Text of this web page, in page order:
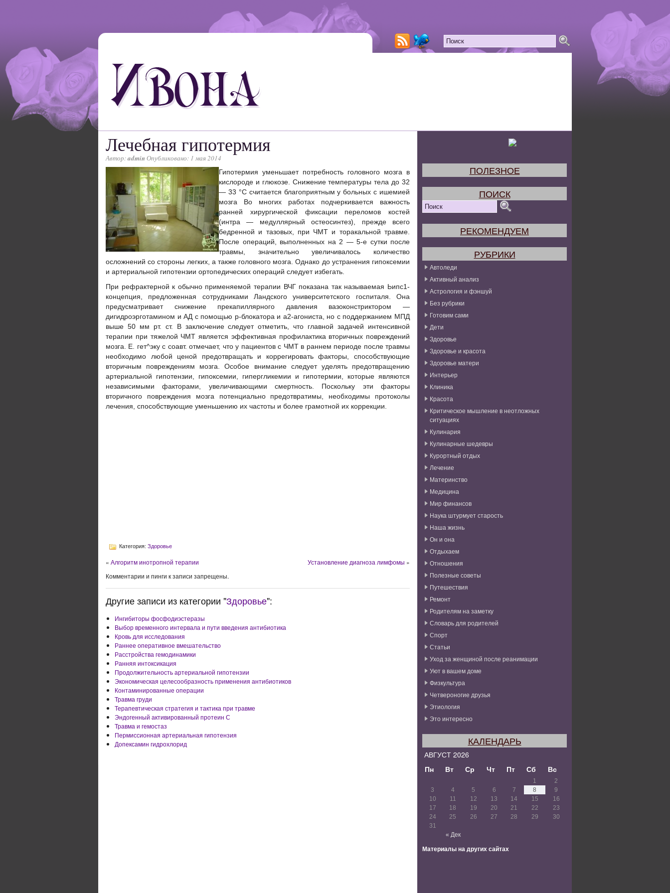
Лечебная гипотермия
Автор:admin Опубликовано: 1 мая 2014
Гипотермия уменьшает потребность головного мозга в
кислороде и глюкозе. Снижение температуры тела до 32
— 33 °С считается благоприятным у больных с ишемией
мозга Во многих работах подчеркивается важность
ранней хирургической фиксации переломов костей
(интра — медуллярный остеосинтез), прежде всего
бедренной и тазовых, при ЧМТ и торакальной травме.
После операций, выполненных на 2 — 5-е сутки после
травмы, значительно увеличивалось количество
осложнений со стороны легких, а также головного мозга. Однако до устранения гипоксемии
и артериальной гипотензии ортопедических операций следует избегать.
При рефрактерной к обычно применяемой терапии ВЧГ показана так называемая Ьипс1-
концепция, предложенная сотрудниками Ландского университетского госпиталя. Она
предусматривает снижение прекапиллярного давления вазоконстриктором —
дигидроэрготамином и АД с помощью р-блокатора и а2-агониста, но с поддержанием МПД
выше 50 мм рт. ст. В заключение следует отметить, что главной задачей интенсивной
терапии при тяжелой ЧМТ является эффективная профилактика вторичных повреждений
мозга. Е. гет^эку с соавт. отмечает, что у пациентов с ЧМТ в раннем периоде после травмы
необходимо любой ценой предотвращать и коррегировать факторы, способствующие
вторичным повреждениям мозга. Особое внимание следует уделять предотвращению
артериальной гипотензии, гипоксемии, гипергликемии и гипотермии, которые являются
независимыми факторами, увеличивающими смертность. Поскольку эти факторы
вторичного повреждения мозга потенциально предотвратимы, необходимы протоколы
лечения, способствующие уменьшению их частоты и более грамотной их коррекции.
Категория: Здоровье
« Алгоритм инотропной терапии Установление диагноза лимфомы »
Комментарии и пинги к записи запрещены.
Другие записи из категории "Здоровье":
Ингибиторы фосфодиэстеразы
Выбор временного интервала и пути введения антибиотика
Кровь для исследования
Раннее оперативное вмешательство
Расстройства гемодинамики
Ранняя интоксикация
Продолжительность артериальной гипотензии
Экономическая целесообразность применения антибиотиков
Контаминированные операции
Травма груди
Терапевтическая стратегия и тактика при травме
Эндогенный активированный протеин С
Травма и гемостаз
Пермиссионная артериальная гипотензия
Допексамин гидрохлорид
ПОЛЕЗНОЕ
ПОИСК
РЕКОМЕНДУЕМ
РУБРИКИ
Автоледи
Активный анализ
Астрология и фэншуй
Без рубрики
Готовим сами
Дети
Здоровье
Здоровье и красота
Здоровье матери
Интерьер
Клиника
Красота
Критическое мышление в неотложных
ситуациях
Кулинария
Кулинарные шедевры
Курортный отдых
Лечение
Материнство
Медицина
Мир финансов
Наука штурмует старость
Наша жизнь
Он и она
Отдыхаем
Отношения
Полезные советы
Путешествия
Ремонт
Родителям на заметку
Словарь для родителей
Спорт
Статьи
Уход за женщиной после реанимации
Уют в вашем доме
Физкультура
Четвероногие друзья
Этиология
Это интересно
КАЛЕНДАРЬ
АВГУСТ 2026
Пн
Вт Ср Чт Пт Сб Вс
« Дек
1
2
3
4 5 6 7 8
9
10
11 12 13 14 15
16
17
18 19 20 21 22
23
24
25 26 27 28 29
30
31
Материалы на других сайтах